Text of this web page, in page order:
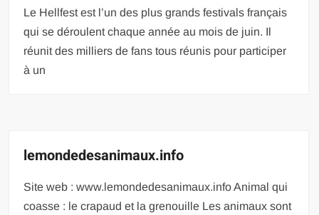
Le Hellfest est l’un des plus grands festivals français
qui se déroulent chaque année au mois de juin. Il
réunit des milliers de fans tous réunis pour participer
à un
lemondedesanimaux.info
Site web : www.lemondedesanimaux.info Animal qui
coasse : le crapaud et la grenouille Les animaux sont